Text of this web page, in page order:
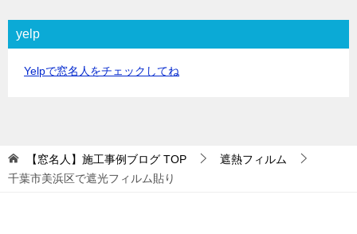
yelp
Yelpで窓名人をチェックしてね
【窓名人】施工事例ブログ TOP
遮熱フィルム
千葉市美浜区で遮光フィルム貼り